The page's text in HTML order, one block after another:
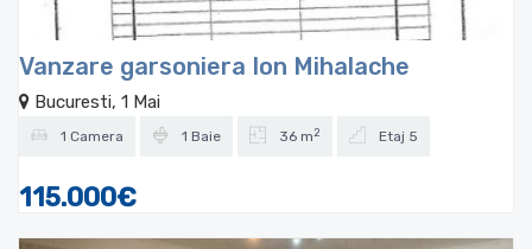
Vanzare garsoniera Ion Mihalache
Bucuresti, 1 Mai
1 Camera 1 Baie 36 m 2 Etaj 5
115.000€